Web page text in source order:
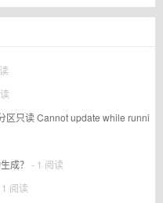
区只读 Cannot update while runni
成？ - 1 阅读
阅读